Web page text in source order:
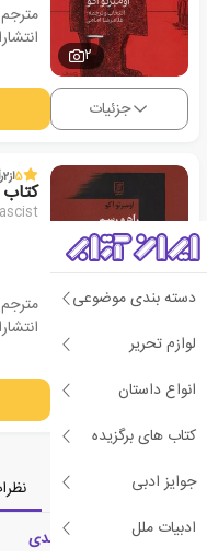
دسته بندی موضوعی
لوازم تحریر
انواع داستان
کتاب های برگزیده
جوایز ادبی
ادبیات ملل
2
جزئیات
5از2
جزئیات
معرفی دسته‌بندی
معرفی کتاب فاشیسم ابدی